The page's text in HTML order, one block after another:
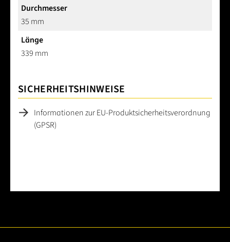
Durchmesser
35 mm
Länge
339 mm
SICHERHEITSHINWEISE
Informationen zur EU-Produktsicherheitsverordnung
(GPSR)